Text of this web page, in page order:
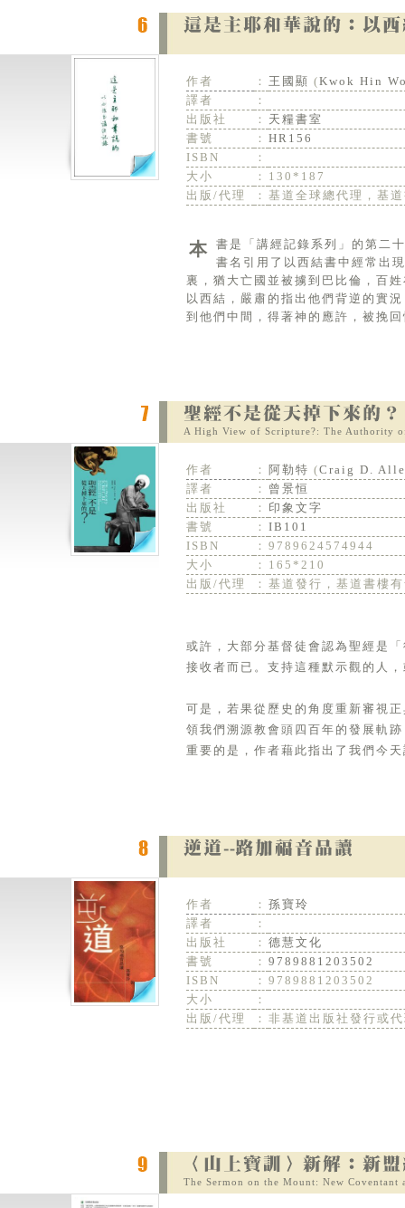
作者 ： 王國顯 (Kwok Hin
譯者
：
出版社
： 天糧書室
書號
： HR156
ISBN
：
大小
： 130*187
出版/代理
： 基道全球總代理，基
本書是「講經記錄系列」的第二十九本作品，記錄了作者二零一四年下半年開始與弟兄姊妹們交通時的內容。
書名引用了以西結書中經常出
裏，猶大亡國並被擄到巴比倫，百
以西結，嚴肅的指出他們背逆的實
到他們中間，得著神的應許，被挽
A High View of Scripture?: The Authority
作者 ： 阿勒特 (Craig D.
譯者
： 曾景恒
出版社
： 印象文字
書號
： IB101
ISBN
： 9789624574944
大小
： 165*210
出版/代理
： 基道發行，基道書樓
或許，大部分基督徒會認為聖經是
接收者而已。支持這種默示觀的人
可是，若果從歷史的角度重新審視
領我們溯源教會頭四百年的發展軌
重要的是，作者藉此指出了我們今
作者 ： 孫寶玲
譯者
：
出版社
： 德慧文化
書號
： 9789881203502
ISBN
： 9789881203502
大小
：
出版/代理
： 非基道出版社發行或
The Sermon on the Mount: New